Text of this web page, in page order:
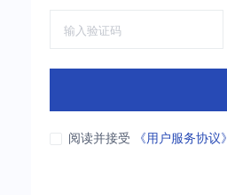
阅读并接受 《用户服务协议》